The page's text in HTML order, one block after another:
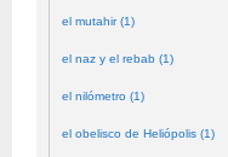
el mutahir (1)
el naz y el rebab (1)
el nilómetro (1)
el obelisco de Heliópolis (1)